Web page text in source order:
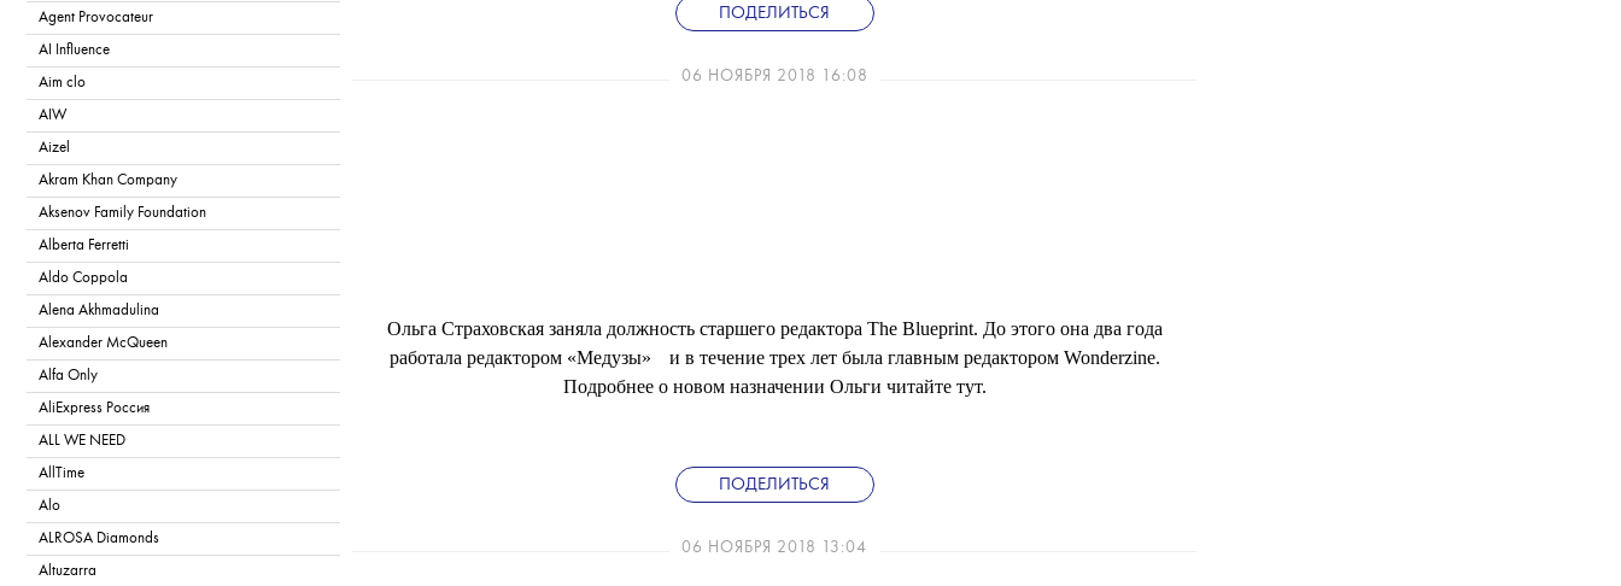
Agent Provocateur
AI Influence
Aim clo
AIW
Aizel
Akram Khan Company
Aksenov Family Foundation
Alberta Ferretti
Aldo Coppola
Alena Akhmadulina
Alexander McQueen
Alfa Only
AliExpress Россия
ALL WE NEED
AllTime
Alo
ALROSA Diamonds
Altuzarra
ПОДЕЛИТЬСЯ
06 НОЯБРЯ 2018 16:08
T
Ольга Страховская заняла должность старшего редактора The Blueprint. До этого она два года
работала редактором«Медузы»
и в течение трех лет была главным редактором Wonderzine.
Подробнее о новом назначении Ольги читайте тут.
ПОДЕЛИТЬСЯ
06 НОЯБРЯ 2018 13:04